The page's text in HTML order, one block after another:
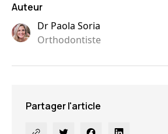
Auteur
Dr Paola Soria
Orthodontiste
Partager l'article